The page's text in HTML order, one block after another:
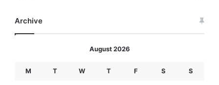
Archive
August 2026
M T W T F S S